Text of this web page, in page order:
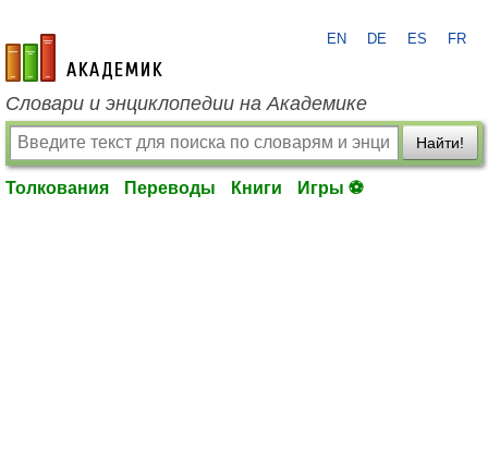
academic.ru
EN DE ES FR
Словари и энциклопедии на Академике
Найти!
Толкования Переводы Книги Игры ⚽